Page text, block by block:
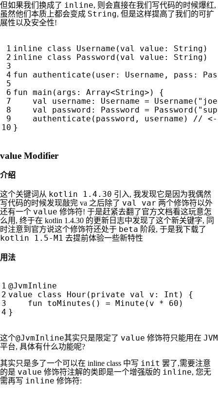
但如果我们换成了 inline, 则会直接在我们写代码的时候爆红,
虽然他们本质上都会变成 String, 但是这样提高了我们的可扩
展性以及安全性!
inline class Username ( val value : String )
inline
class Password ( val value : String )
fun
authenticate ( user : Username , pass :
fun main ( args : Array<String>)
{
val
username : Username = Username (
val
password : Password = Password (
authenticate ( password , username )
}
value Modifier
介绍
这个关键词从 kotlin 1.4.30 引入, 我发现它是因为我偶然
写代码的时候发现敲完 va 之后除了 val var 两个修饰符以外
还有一个 value 修饰符! 于是赶紧去翻了官方文档看这玩意怎
么用, 终于在 kotlin 1.4.30 的更新日志中发现了这个新关键字, 同
时注意到官方说这个修饰符还处于 beta 阶段, 于是我下载了
kotlin 1.5-M1 去提前体验一些新特性
用法
@JvmInline
value
class Hour ( private val v : Int )
{
fun
toMinutes () = Minute ( v * 60 )
}
这个@JvmInline其实只是限定了 value 修饰符只能用在 JVM
平台, 具体有什么功能呢?
其实只是多了一个可以在 inline class 中写 init 罢了,需要注意
的是 value 修饰符注解的类即是一个增强版的 inline, 您无
需再写 inline 修饰符: